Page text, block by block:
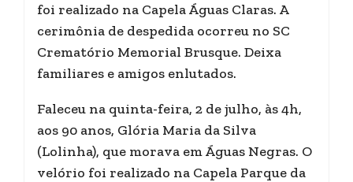
foi realizado na Capela Águas Claras. A
cerimônia de despedida ocorreu no SC
Crematório Memorial Brusque. Deixa
familiares e amigos enlutados.
Faleceu na quinta-feira, 2 de julho, às 4h,
aos 90 anos, Glória Maria da Silva
(Lolinha), que morava em Águas Negras. O
velório foi realizado na Capela Parque da